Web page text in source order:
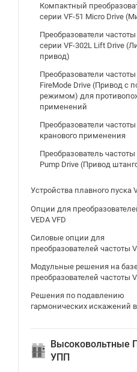
Компактный
серии VF-51 Micro Drive
Преобразователи частоты
серии VF-302L Lift Drive
привод)
Преобразователи частоты
FireMode Drive (Привод с
режимом) для
применений
Преобразователи
кранового применения
Преобразователь частоты
Pump Drive (Привод
Устройства плавного пуска
Опции для
VEDA VFD
Силовые опции для
преобразователей частоты
Модульные решения на
преобразователей частоты
Решения по подавлению
гармонических искажений
Высоковольтные
УПП